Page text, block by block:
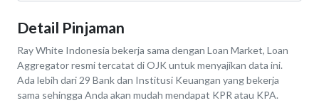
Detail Pinjaman
Ray White Indonesia bekerja sama dengan Loan Market, Loan
Aggregator resmi tercatat di OJK untuk menyajikan data ini.
Ada lebih dari 29 Bank dan Institusi Keuangan yang bekerja
sama sehingga Anda akan mudah mendapat KPR atau KPA.